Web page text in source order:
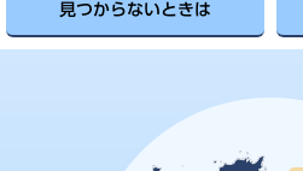
見つからないときは